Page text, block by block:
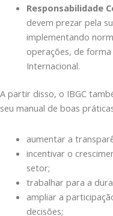
Responsabilidade
devem prezar pela
implementando
operações, de forma
Internacional.
A partir disso, o IBGC
seu manual de boas
aumentar a
incentivar o
setor;
trabalhar para a
ampliar a
decisões;